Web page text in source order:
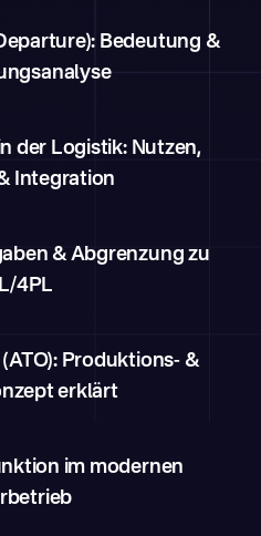
Bedeutung &
der Logistik: Nutzen,
Integration
& Abgrenzung zu
4PL
Produktions- &
erklärt
im modernen